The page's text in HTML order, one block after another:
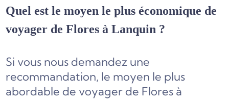
Quel est le moyen le plus économique de
voyager de Flores à Lanquin ?
Si vous nous demandez une
recommandation, le moyen le plus
abordable de voyager de Flores à